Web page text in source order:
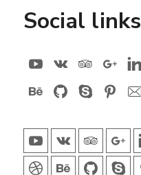
Social links